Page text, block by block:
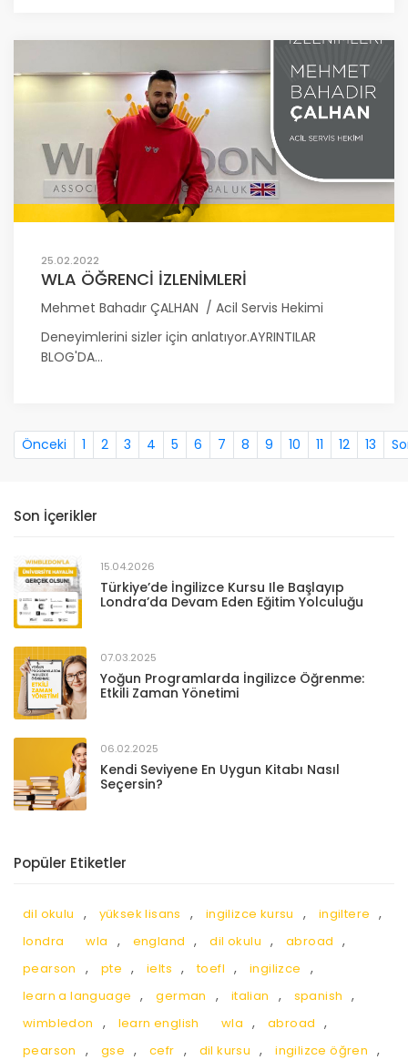
25.02.2022
WLA ÖĞRENCİ İZLENİMLERİ
Mehmet Bahadır ÇALHAN / Acil Servis Hekimi
Deneyimlerini sizler için anlatıyor.AYRINTILAR
BLOG'DA...
Önceki 1 2 3 4 5 6 7 8 9 10 11 12 13
Son İçerikler
15.04.2026
Türkiye’de İngilizce Kursu Ile Başlayıp
Londra’da Devam Eden Eğitim Yolculuğu
07.03.2025
Yoğun Programlarda İngilizce Öğrenme:
Etkili Zaman Yönetimi
06.02.2025
Kendi Seviyene En Uygun Kitabı Nasıl
Seçersin?
Popüler Etiketler
dil okulu , yüksek lisans , ingilizce kursu , ingiltere ,
londra wla , england , dil okulu , abroad ,
pearson , pte , ielts , toefl , ingilizce ,
learn a language , german , italian , spanish ,
wimbledon , learn english wla , abroad ,
pearson , gse , cefr , dil kursu , ingilizce öğren ,